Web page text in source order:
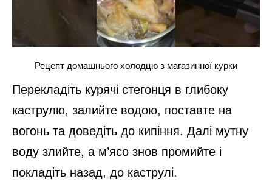
Рецепт домашнього холодцю з магазинної курки
Перекладіть курячі стегонця в глибоку
каструлю, залийте водою, поставте на
вогонь та доведіть до кипіння. Далі мутну
воду злийте, а м’ясо знов промийте і
покладіть назад, до каструлі.